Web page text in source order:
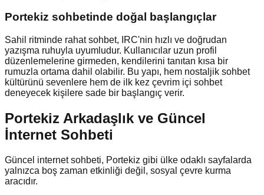
Portekiz sohbetinde doğal başlangıçlar
Sahil ritminde rahat sohbet, IRC'nin hızlı ve doğrudan
yazışma ruhuyla uyumludur. Kullanıcılar uzun profil
düzenlemelerine girmeden, kendilerini tanıtan kısa bir
rumuzla ortama dahil olabilir. Bu yapı, hem nostaljik sohbet
kültürünü sevenlere hem de ilk kez çevrim içi sohbet
deneyecek kişilere sade bir başlangıç verir.
Portekiz Arkadaşlık ve Güncel
İnternet Sohbeti
Güncel internet sohbeti, Portekiz gibi ülke odaklı sayfalarda
yalnızca boş zaman etkinliği değil, sosyal çevre kurma
aracıdır.